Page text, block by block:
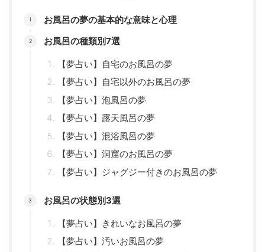
お風呂の夢の基本的な意味と心理
お風呂の種類別7選
【夢占い】自宅のお風呂の夢
【夢占い】自宅以外のお風呂の夢
【夢占い】泡風呂の夢
【夢占い】露天風呂の夢
【夢占い】混浴風呂の夢
【夢占い】洞窟のお風呂の夢
【夢占い】ジャグジー付きのお風呂の夢
お風呂の状態別3選
【夢占い】きれいなお風呂の夢
【夢占い】汚いお風呂の夢